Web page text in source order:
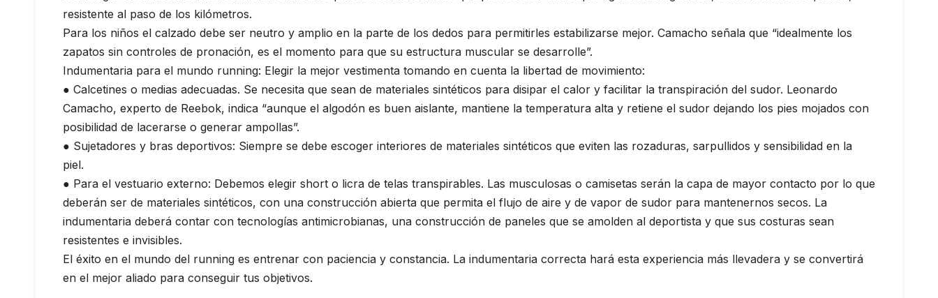
resistente al paso de los kilómetros.
Para los niños el calzado debe ser neutro y amplio en la parte de los dedos para permitirles estabilizarse mejor. Camacho señala que “idealmente los
zapatos sin controles de pronación, es el momento para que su estructura muscular se desarrolle”.
Indumentaria para el mundo running: Elegir la mejor vestimenta tomando en cuenta la libertad de movimiento:
● Calcetines o medias adecuadas. Se necesita que sean de materiales sintéticos para disipar el calor y facilitar la transpiración del sudor. Leonardo
Camacho, experto de Reebok, indica “aunque el algodón es buen aislante, mantiene la temperatura alta y retiene el sudor dejando los pies mojados con
posibilidad de lacerarse o generar ampollas”.
● Sujetadores y bras deportivos: Siempre se debe escoger interiores de materiales sintéticos que eviten las rozaduras, sarpullidos y sensibilidad en la
piel.
● Para el vestuario externo: Debemos elegir short o licra de telas transpirables. Las musculosas o camisetas serán la capa de mayor contacto por lo que
deberán ser de materiales sintéticos, con una construcción abierta que permita el flujo de aire y de vapor de sudor para mantenernos secos. La
indumentaria deberá contar con tecnologías antimicrobianas, una construcción de paneles que se amolden al deportista y que sus costuras sean
resistentes e invisibles.
El éxito en el mundo del running es entrenar con paciencia y constancia. La indumentaria correcta hará esta experiencia más llevadera y se convertirá
en el mejor aliado para conseguir tus objetivos.